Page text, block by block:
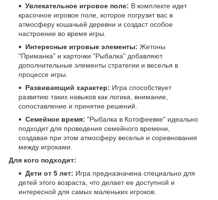
Увлекательное игровое поле: В комплекте идет
красочное игровое поле, которое погрузит вас в
атмосферу кошачьей деревни и создаст особое
настроение во время игры.
Интересные игровые элементы: Жетоны
"Приманка" и карточки "Рыбалка" добавляют
дополнительные элементы стратегии и веселья в
процессе игры.
Развивающий характер: Игра способствует
развитию таких навыков как логика, внимание,
сопоставление и принятие решений.
Семейное время: "Рыбалка в Котофеевке" идеально
подходит для проведения семейного времени,
создавая при этом атмосферу веселья и соревнования
между игроками.
Для кого подходит:
Дети от 5 лет: Игра предназначена специально для
детей этого возраста, что делает ее доступной и
интересной для самых маленьких игроков.